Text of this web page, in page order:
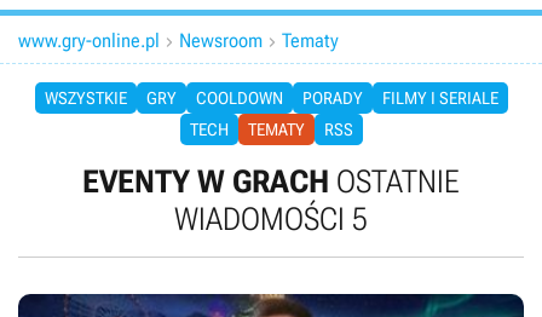
www.gry-online.pl  Newsroom  Tematy
WSZYSTKIE GRY COOLDOWN PORADY
FILMY I SERIALE
TECH
TEMATY RSS
EVENTY W GRACH OSTATNIE
WIADOMOŚCI 5